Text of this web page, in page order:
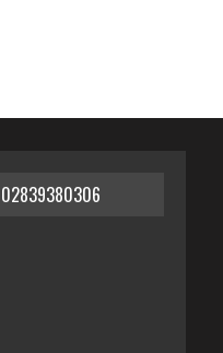
02839380306